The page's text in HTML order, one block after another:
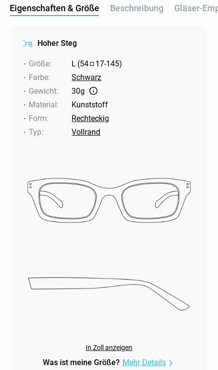
Eigenschaften & Größe Beschreibung Gläser-
Hoher Steg
Größe: L (54 17-145)
Farbe:
Schwarz
Gewicht:
30g
Material:
Kunststoff
Form:
Rechteckig
Typ: Vollrand
In Zoll anzeigen
Was ist meine Größe? Mehr Details